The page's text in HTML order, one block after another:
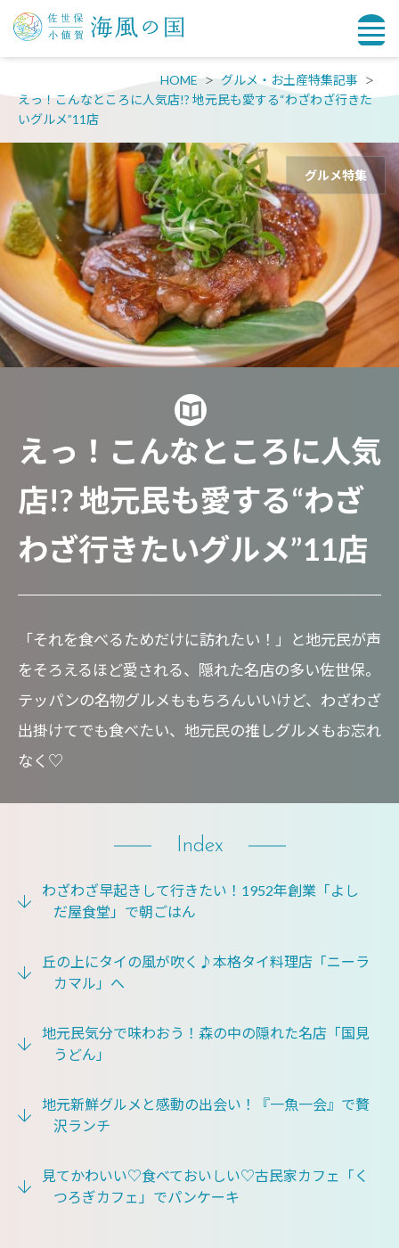
HOME
グルメ・お土産特集記事
えっ！こんなところに人気店!? 地元民も愛する“わざわざ行きた
いグルメ”11店
グルメ特集
えっ！こんなところに人気
店!? 地元民も愛する“わざ
わざ行きたいグルメ”11店
「それを食べるためだけに訪れたい！」と地元民が声
をそろえるほど愛される、隠れた名店の多い佐世保。
テッパンの名物グルメももちろんいいけど、わざわざ
出掛けてでも食べたい、地元民の推しグルメもお忘れ
なく♡
Index
わざわざ早起きして行きたい！1952年創業「よし
だ屋食堂」で朝ごはん
丘の上にタイの風が吹く♪本格タイ料理店「ニーラ
カマル」へ
地元民気分で味わおう！森の中の隠れた名店「国見
うどん」
地元新鮮グルメと感動の出会い！『一魚一会』で贅
沢ランチ
見てかわいい♡食べておいしい♡古民家カフェ「く
つろぎカフェ」でパンケーキ